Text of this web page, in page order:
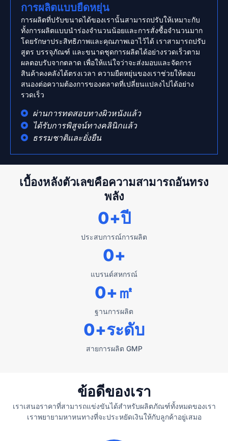
การผลิตแบบยืดหยุ่น
การผลิตที่ปรับขนาดได้ของเรานั้นสามารถปรับให้เหมาะกับ
ทั้งการผลิตแบบนำร่องจำนวนน้อยและการสั่งซื้อจำนวนมาก
โดยรักษาประสิทธิภาพและคุณภาพเอาไว้ได้ เราสามารถปรับ
สูตร บรรจุภัณฑ์ และขนาดชุดการผลิตได้อย่างรวดเร็วตาม
ผลตอบรับจากตลาด เพื่อให้แน่ใจว่าจะส่งมอบและจัดการ
สินค้าคงคลังได้ตรงเวลา ความยืดหยุ่นของเราช่วยให้ตอบ
สนองต่อความต้องการของตลาดที่เปลี่ยนแปลงไปได้อย่าง
รวดเร็ว
ผ่านการทดสอบทางผิวหนังแล้ว
ได้รับการพิสูจน์ทางคลินิกแล้ว
ธรรมชาติและยั่งยืน
เบื้องหลังตัวเลขคือความสามารถอันทรง
พลัง
ประสบการณ์การผลิต
0+ปี
แบรนด์สหกรณ์
0+
ฐานการผลิต
0+㎡
สายการผลิต GMP
0+ระดับ
ข้อดีของเรา
เราเสนอราคาที่สามารถแข่งขันได้สำหรับผลิตภัณฑ์ทั้งหมดของเรา
เราพยายามหาหนทางที่จะประหยัดเงินให้กับลูกค้าอยู่เสมอ